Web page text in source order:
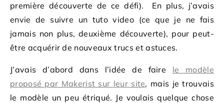
première découverte de ce défi). En plus, j’avais
envie de suivre un tuto video (ce que je ne fais
jamais non plus, deuxième découverte), pour peut-
être acquérir de nouveaux trucs et astuces.
J’avais d’abord dans l’idée de faire le modèle
proposé par Makerist sur leur site, mais je trouvais
le modèle un peu étriqué. Je voulais quelque chose